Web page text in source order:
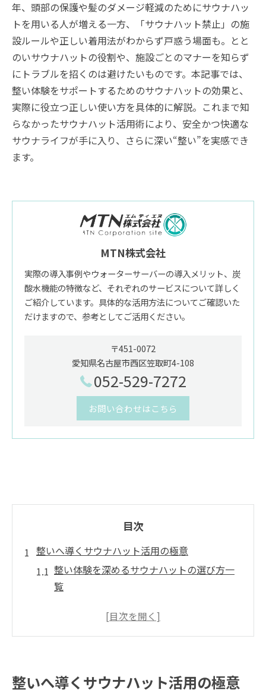
年、頭部の保護や髪のダメージ軽減のためにサウナハッ
トを用いる人が増える一方、「サウナハット禁止」の施
設ルールや正しい着用法がわからず戸惑う場面も。とと
のいサウナハットの役割や、施設ごとのマナーを知らず
にトラブルを招くのは避けたいものです。本記事では、
整い体験をサポートするためのサウナハットの効果と、
実際に役立つ正しい使い方を具体的に解説。これまで知
らなかったサウナハット活用術により、安全かつ快適な
サウナライフが手に入り、さらに深い“整い”を実感でき
ます。
MTN株式会社
実際の導入事例やウォーターサーバーの導入メリット、炭
酸水機能の特徴など、それぞれのサービスについて詳しく
ご紹介しています。具体的な活用方法についてご確認いた
だけますので、参考としてご活用ください。
〒451-0072
愛知県名古屋市西区笠取町4-108
052-529-7272
お問い合わせはこちら
目次
整いへ導くサウナハット活用の極意
整い体験を深めるサウナハットの選び方一
覧
整いを実感できるハット着用のコツ
快適サ活を支える整いの秘訣とは
整いへ導くサウナハット活用の極意